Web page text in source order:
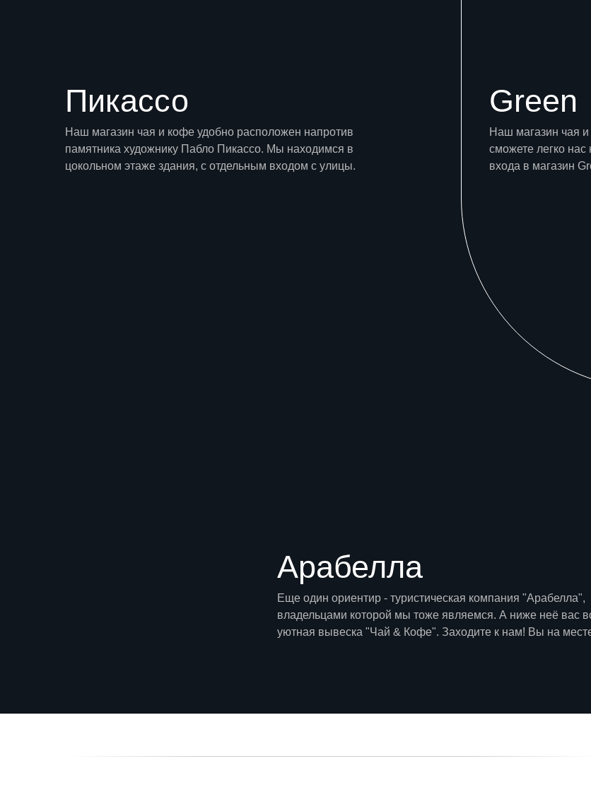
Наш магазин чая и кофе удобно расположен напротив
памятника художнику Пабло Пикассо. Мы находимся в
цокольном этаже здания, с отдельным входом с улицы.
Пикассо
Наш магазин чая
сможете легко нас
входа в магазин
Green
Еще один ориентир - туристическая компания "Арабелла",
владельцами которой мы тоже являемся. А ниже неё вас
уютная вывеска "Чай & Кофе". Заходите к нам! Вы на
Арабелла